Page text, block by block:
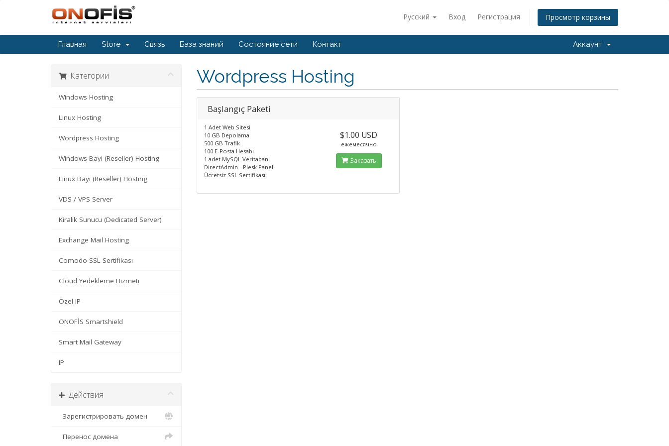
Русский Вход Регистрация Просмотр корзины
Главная Store Связь База знаний Состояние сети Контакт Аккаунт
Категории
Windows Hosting
Linux Hosting
Wordpress Hosting
Windows Bayi (Reseller) Hosting
Linux Bayi (Reseller) Hosting
VDS / VPS Server
Kiralık Sunucu (Dedicated Server)
Exchange Mail Hosting
Comodo SSL Sertifikası
Cloud Yedekleme Hizmeti
Özel IP
ONOFİS Smartshield
Smart Mail Gateway
IP
Действия
Зарегистрировать домен
Перенос домена
Wordpress Hosting
Başlangıç Paketi
1 Adet Web Sitesi
10 GB Depolama
500 GB Trafik
100 E-Posta Hesabı
1 adet MySQL Veritabanı
DirectAdmin - Plesk Panel
Ücretsiz SSL Sertifikası
$1.00 USD
ежемесячно
Заказать